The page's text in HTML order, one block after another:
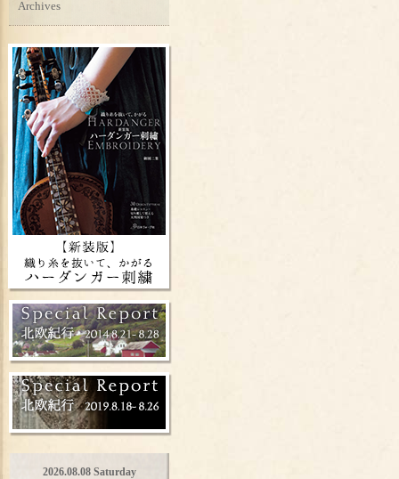
Archives
2026.08.08 Saturday